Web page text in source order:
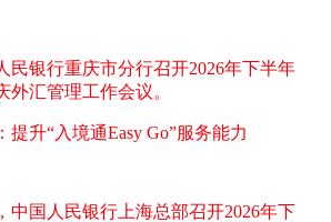
民银行重庆市分行召开2026年下半年
外汇管理工作会议。
提升“入境通Easy Go”服务能力
中国人民银行上海总部召开2026年下